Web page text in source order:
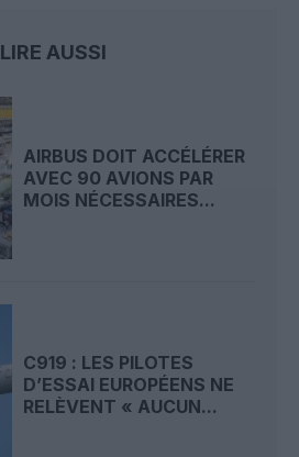
LIRE AUSSI
AIRBUS DOIT ACCÉLÉRER
AVEC 90 AVIONS PAR
MOIS NÉCESSAIRES...
C919 : LES PILOTES
D’ESSAI EUROPÉENS NE
RELÈVENT « AUCUN...